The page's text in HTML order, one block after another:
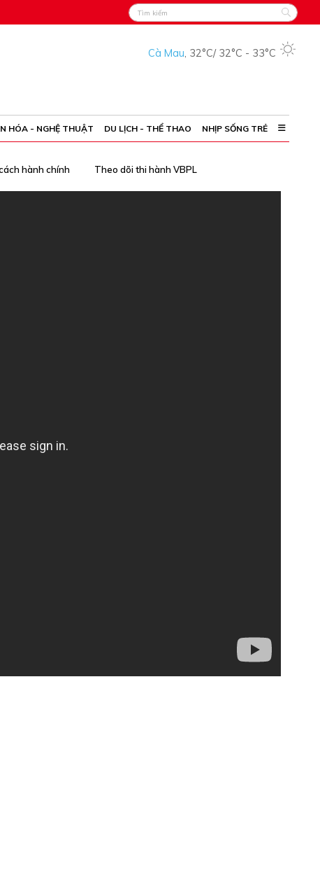
Cà Mau, 32°C/ 32°C - 33°C
HÓA - NGHỆ THUẬT DU LỊCH - THỂ THAO NHỊP SỐNG TRẺ
hành chính Theo dõi thi hành VBPL